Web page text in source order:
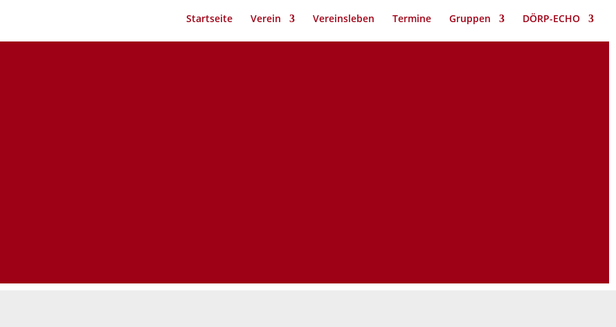
Startseite Verein Vereinsleben Termine Gruppen DÖRP-ECHO